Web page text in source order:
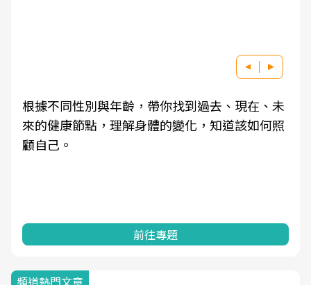
根據不同性別與年齡，帶你找到過去、現在、未
來的健康節點，理解身體的變化，知道該如何照
顧自己。
前往專題
頻道熱門文章